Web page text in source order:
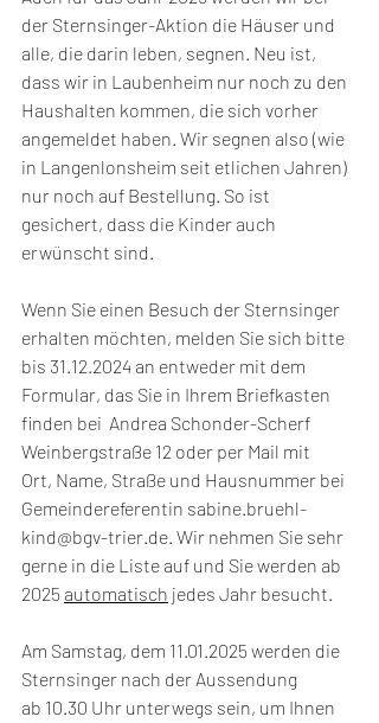
der Sternsinger-Aktion die Häuser und
alle, die darin leben, segnen. Neu ist,
dass wir in Laubenheim nur noch zu den
Haushalten kommen, die sich vorher
angemeldet haben. Wir segnen also (wie
in Langenlonsheim seit etlichen Jahren)
nur noch auf Bestellung. So ist
gesichert, dass die Kinder auch
erwünscht sind.
Wenn Sie einen Besuch der Sternsinger
erhalten möchten, melden Sie sich bitte
bis 31.12.2024 an entweder mit dem
Formular, das Sie in Ihrem Briefkasten
finden bei  Andrea Schonder-Scherf
Weinbergstraße 12 oder per Mail mit
Ort, Name, Straße und Hausnummer bei
Gemeindereferentin sabine.bruehl-
kind@bgv-trier.de. Wir nehmen Sie sehr
gerne in die Liste auf und Sie werden ab
2025 automatisch jedes Jahr besucht.
Am Samstag, dem 11.01.2025 werden die
Sternsinger nach der Aussendung
ab 10.30 Uhr unterwegs sein, um Ihnen